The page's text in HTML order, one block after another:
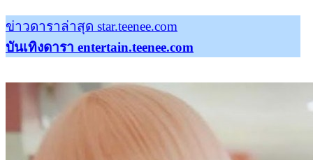
ข่าวดาราล่าสุด star.teenee.com
บันเทิงดารา entertain.teenee.com